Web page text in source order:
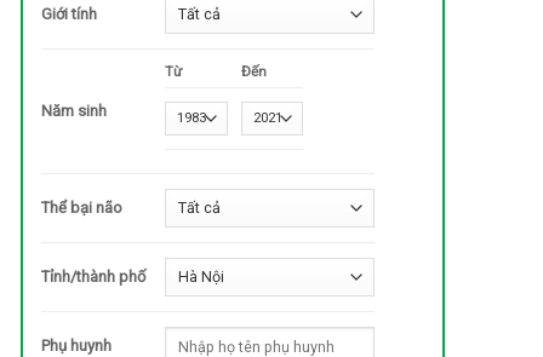
Giới tính
Năm sinh
Từ Đến
Thể bại não
Tỉnh/thành phố
Phụ huynh